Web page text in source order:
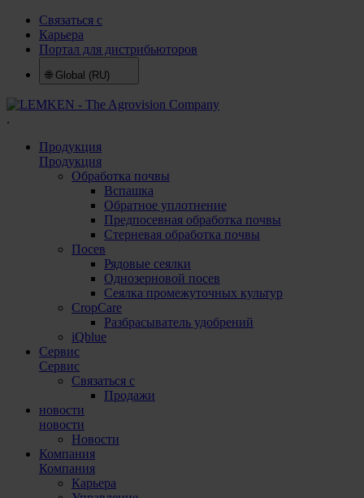
Связаться с
Карьера
Портал для дистрибьюторов
🌐 Global (RU)
.
Продукция
Продукция
Обработка почвы
Вспашка
Обратное уплотнение
Предпосевная обработка почвы
Стерневая обработка почвы
Посев
Рядовые сеялки
Однозерновой посев
Сеялка промежуточных культур
CropCare
Разбрасыватель удобрений
iQblue
Сервис
Сервис
Связаться с
Продажи
новости
новости
Новости
Компания
Компания
Карьера